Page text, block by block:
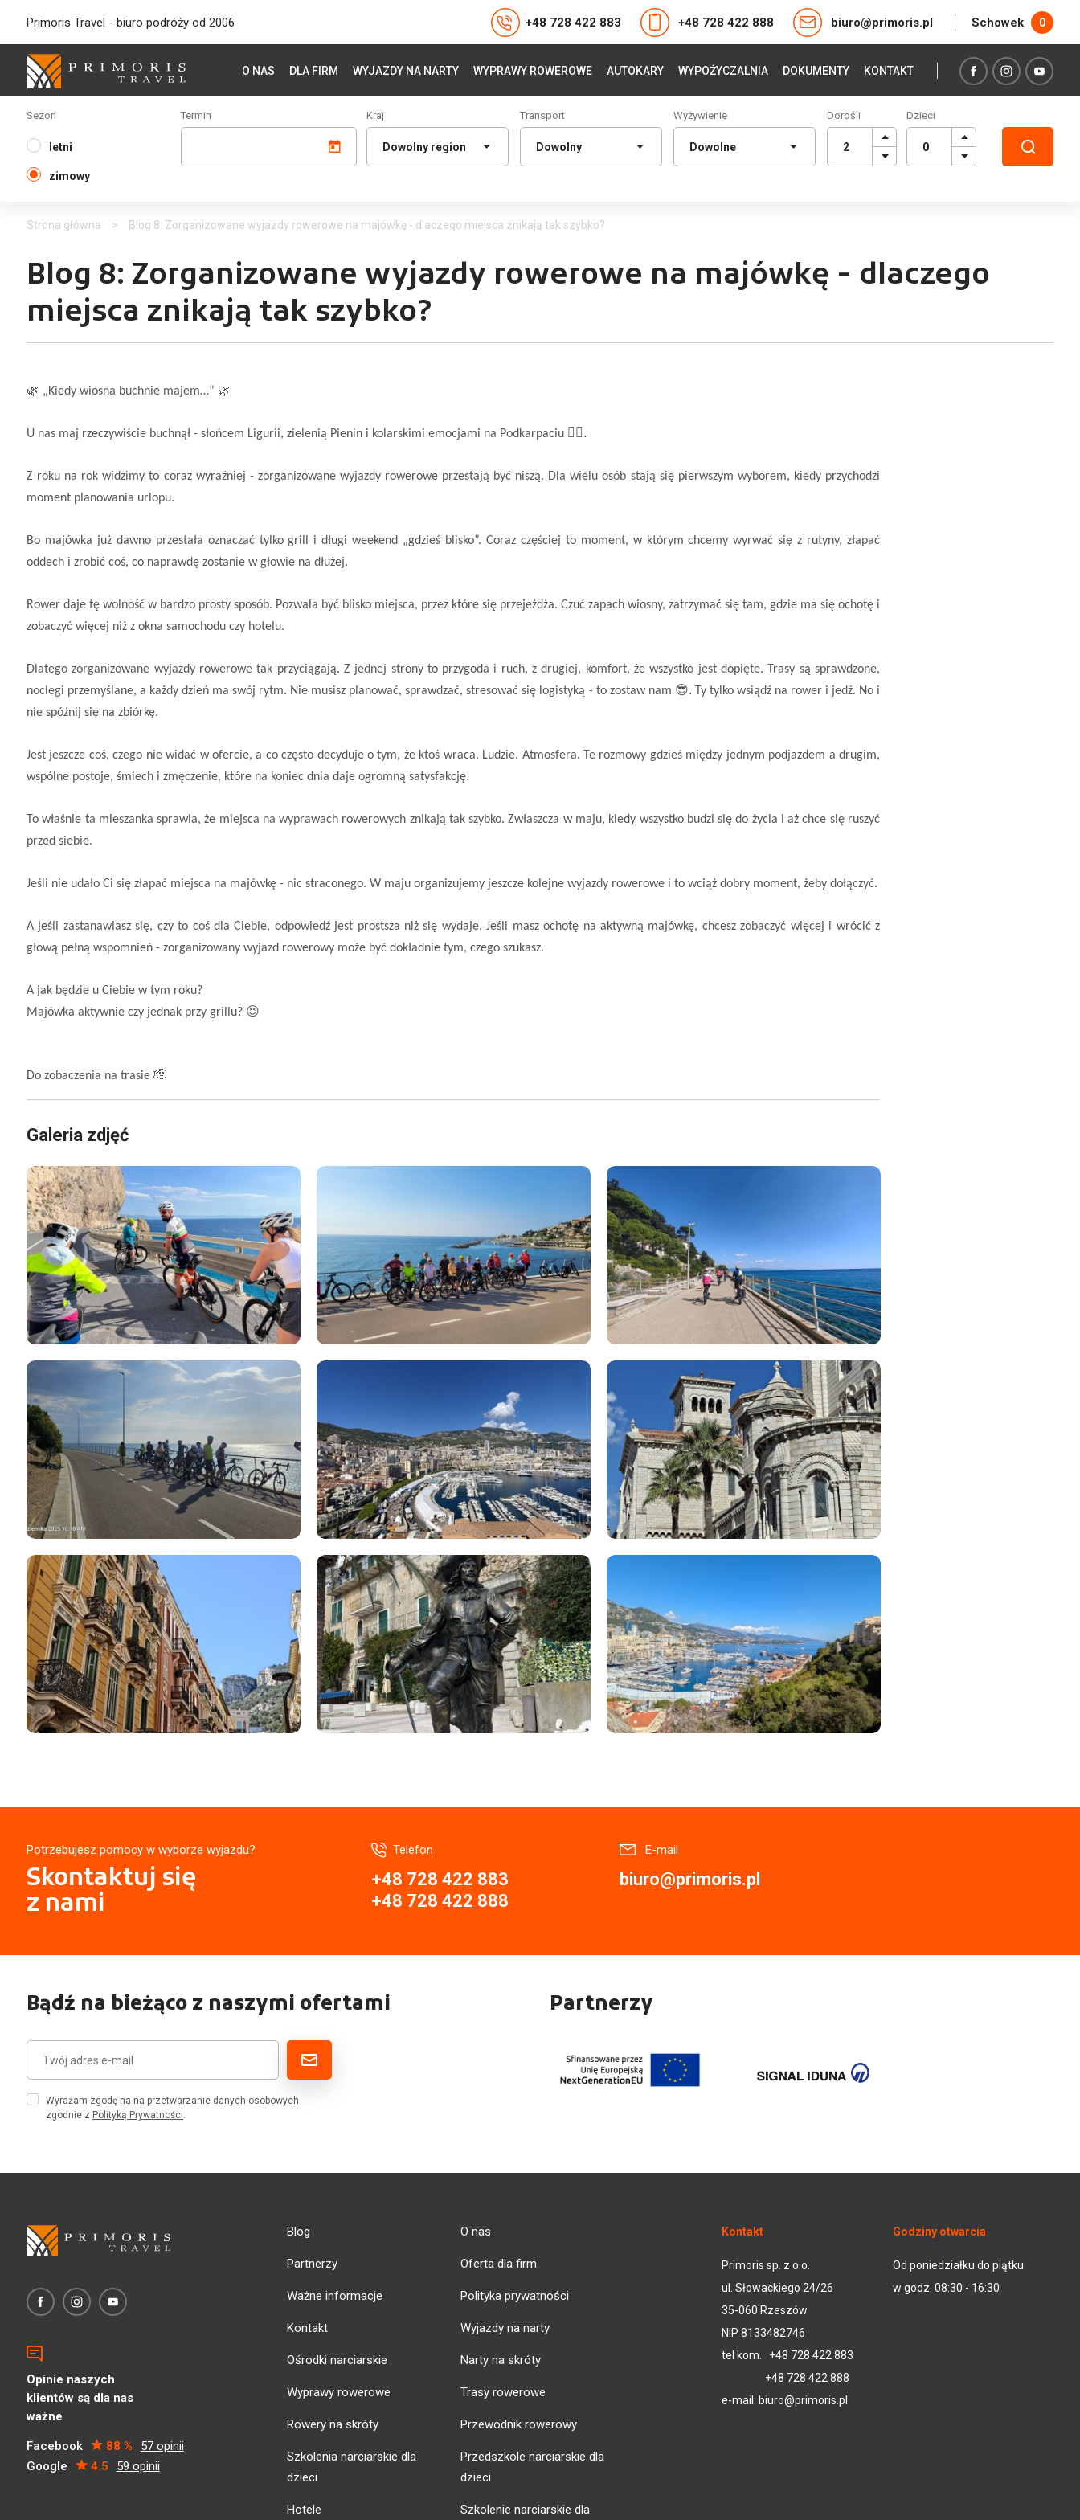
Primoris Travel - biuro podróży od 2006 +48 728 422 883 +48 728 422 888 biuro@primoris.pl Schowek 0
O NAS DLA FIRM WYJAZDY NA NARTY WYPRAWY ROWEROWE AUTOKARY WYPOŻYCZALNIA DOKUMENTY KONTAKT
Sezon
letni
zimowy
Termin Kraj Transport Wyżywienie Dorośli Dzieci
Strona główna > Blog 8: Zorganizowane wyjazdy rowerowe na majówkę - dlaczego miejsca znikają tak szybko?
Blog 8: Zorganizowane wyjazdy rowerowe na majówkę - dlaczego
miejsca znikają tak szybko?
🌿 „Kiedy wiosna buchnie majem…” 🌿
U nas maj rzeczywiście buchnął - słońcem Ligurii, zielenią Pienin i kolarskimi emocjami na Podkarpaciu 🚴‍♂️.
Z roku na rok widzimy to coraz wyraźniej - zorganizowane wyjazdy rowerowe przestają być niszą. Dla wielu osób stają się pierwszym wyborem, kiedy przychodzi
moment planowania urlopu.
Bo majówka już dawno przestała oznaczać tylko grill i długi weekend „gdzieś blisko”. Coraz częściej to moment, w którym chcemy wyrwać się z rutyny, złapać
oddech i zrobić coś, co naprawdę zostanie w głowie na dłużej.
Rower daje tę wolność w bardzo prosty sposób. Pozwala być blisko miejsca, przez które się przejeżdża. Czuć zapach wiosny, zatrzymać się tam, gdzie ma się ochotę i
zobaczyć więcej niż z okna samochodu czy hotelu.
Dlatego zorganizowane wyjazdy rowerowe tak przyciągają. Z jednej strony to przygoda i ruch, z drugiej, komfort, że wszystko jest dopięte. Trasy są sprawdzone,
noclegi przemyślane, a każdy dzień ma swój rytm. Nie musisz planować, sprawdzać, stresować się logistyką - to zostaw nam 😎.
Ty tylko wsiądź na rower i jedź. No i
nie spóźnij się na zbiórkę.
Jest jeszcze coś, czego nie widać w ofercie, a co często decyduje o tym, że ktoś wraca. Ludzie. Atmosfera. Te rozmowy gdzieś między jednym podjazdem a drugim,
wspólne postoje, śmiech i zmęczenie, które na koniec dnia daje ogromną satysfakcję.
To właśnie ta mieszanka sprawia, że miejsca na wyprawach rowerowych znikają tak szybko. Zwłaszcza w maju, kiedy wszystko budzi się do życia i aż chce się ruszyć
przed siebie.
Jeśli nie udało Ci się złapać miejsca na majówkę - nic straconego. W maju organizujemy jeszcze kolejne wyjazdy rowerowe i to wciąż dobry moment, żeby dołączyć.
A jeśli zastanawiasz się, czy to coś dla Ciebie, odpowiedź jest prostsza niż się wydaje. Jeśli masz ochotę na aktywną majówkę, chcesz zobaczyć więcej i wrócić z
głową pełną wspomnień - zorganizowany wyjazd rowerowy może być dokładnie tym, czego szukasz.
A jak będzie u Ciebie w tym roku?
Majówka aktywnie czy jednak przy grillu? 😉
Do zobaczenia na trasie 🫡
Galeria zdjęć
Potrzebujesz pomocy w wyborze wyjazdu?
Skontaktuj się
z nami
Telefon
+48 728 422 883
+48 728 422 888
E-mail
biuro@primoris.pl
Bądź na bieżąco z naszymi ofertami
Wyrażam zgodę na na przetwarzanie danych osobowych
zgodnie z Polityką Prywatności.
Partnerzy
Blog O nas
Partnerzy Oferta dla firm
Ważne informacje Polityka prywatności
Kontakt Wyjazdy na narty
Ośrodki narciarskie Narty na skróty
Wyprawy rowerowe Trasy rowerowe
Rowery na skróty Przewodnik rowerowy
Szkolenia narciarskie dla
dzieci
Przedszkole narciarskie dla
dzieci
Hotele Szkolenie narciarskie dla
Kontakt
Primoris sp. z o.o.
ul. Słowackiego 24/26
35-060 Rzeszów
NIP 8133482746
tel kom. +48 728 422 883
+48 728 422 888
e-mail: biuro@primoris.pl
Godziny otwarcia
Od poniedziałku do piątku
w godz. 08:30 - 16:30
Opinie naszych
klientów są dla nas
ważne
Facebook 88 %
57 opinii
Google
4.5 59 opinii